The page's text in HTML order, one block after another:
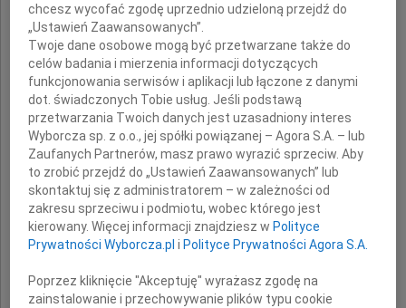
Hani i synowi Rafałowi
wyrazy głębokiego żalu z powodu śmierci
naszego wspaniałego szefa i przyjaciela
Rektora UMCS
Śp. prof. dr hab.
Kazimierza Goebla
składają
chcesz wycofać zgodę uprzednio udzieloną przejdź do
„Ustawień Zaawansowanych”.
Twoje dane osobowe mogą być przetwarzane także do
celów badania i mierzenia informacji dotyczących
funkcjonowania serwisów i aplikacji lub łączone z danymi
dot. świadczonych Tobie usług. Jeśli podstawą
przetwarzania Twoich danych jest uzasadniony interes
Wyborcza sp. z o.o., jej spółki powiązanej – Agora S.A. – lub
Zaufanych Partnerów, masz prawo wyrazić sprzeciw. Aby
to zrobić przejdź do „Ustawień Zaawansowanych” lub
skontaktuj się z administratorem – w zależności od
zakresu sprzeciwu i podmiotu, wobec którego jest
kierowany. Więcej informacji znajdziesz w Polityce
Prywatności Wyborcza.pl i Polityce Prywatności Agora S.A.
Poprzez kliknięcie "Akceptuję" wyrażasz zgodę na
zainstalowanie i przechowywanie plików typu cookie